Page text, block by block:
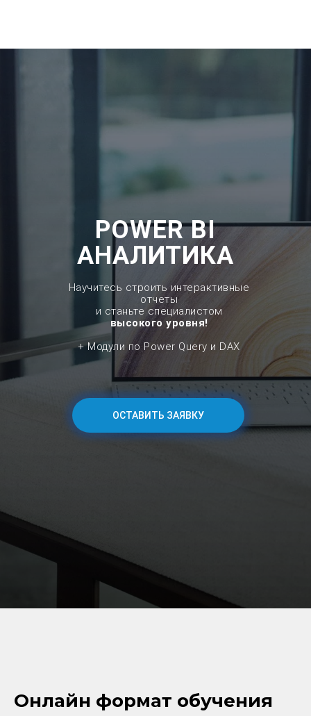
Научитесь строить интерактивные
отчеты
и станьте специалистом
высокого уровня!
+ Модули по Power Query и DAX
ОСТАВИТЬ ЗАЯВКУ
POWER BI
АНАЛИТИКА
Онлайн формат обучения